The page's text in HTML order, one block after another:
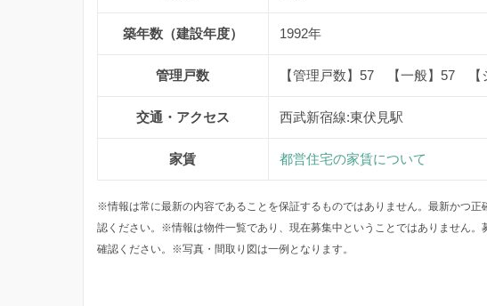
築年数（建設年度） 1992年
管理戸数 【管理戸数】57 【一般】57 【
交通・アクセス 西武新宿線:東伏見駅
家賃 都営住宅の家賃について
※情報は常に最新の内容であることを保証するものではありません。最新かつ
認ください。※情報は物件一覧であり、現在募集中ということではありません
確認ください。※写真・間取り図は一例となります。